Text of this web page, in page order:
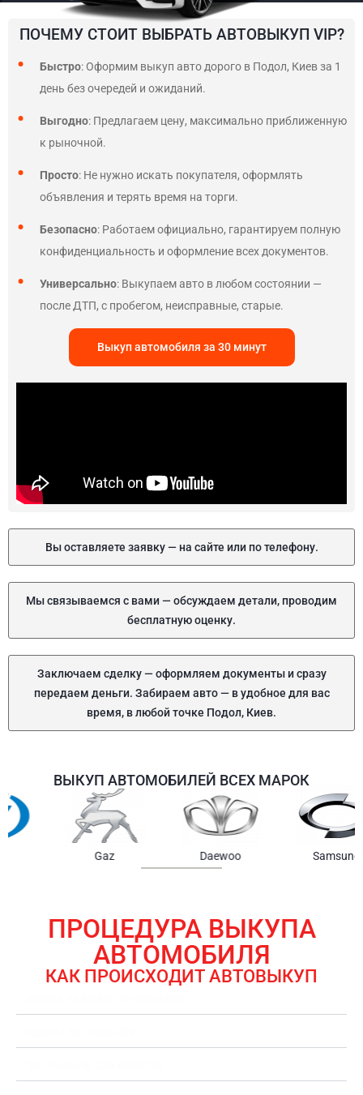
ПОЧЕМУ СТОИТ ВЫБРАТЬ АВТОВЫКУП VIP?
Быстро: Оформим выкуп авто дорого в Подол, Киев за 1
день без очередей и ожиданий.
Выгодно: Предлагаем цену, максимально приближенную
к рыночной.
Просто: Не нужно искать покупателя, оформлять
объявления и терять время на торги.
Безопасно: Работаем официально, гарантируем полную
конфиденциальность и оформление всех документов.
Универсально: Выкупаем авто в любом состоянии —
после ДТП, с пробегом, неисправные, старые.
Выкуп автомобиля за 30 минут
Вы оставляете заявку — на сайте или по телефону.
Мы связываемся с вами — обсуждаем детали, проводим
бесплатную оценку.
Заключаем сделку — оформляем документы и сразу
передаем деньги. Забираем авто — в удобное для вас
время, в любой точке Подол, Киев.
ВЫКУП АВТОМОБИЛЕЙ ВСЕХ МАРОК
Chrysler
ПРОЦЕДУРА ВЫКУПА
АВТОМОБИЛЯ
КАК ПРОИСХОДИТ АВТОВЫКУП